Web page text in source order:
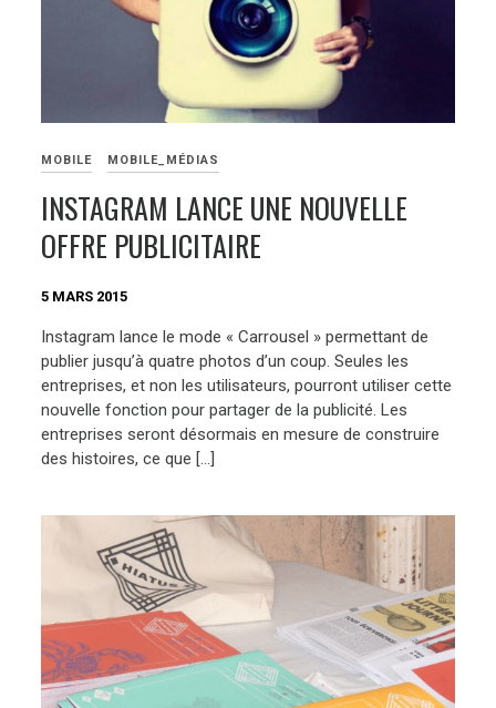
MOBILE MOBILE_MÉDIAS
INSTAGRAM LANCE UNE NOUVELLE
OFFRE PUBLICITAIRE
5 MARS 2015
Instagram lance le mode « Carrousel » permettant de
publier jusqu’à quatre photos d’un coup. Seules les
entreprises, et non les utilisateurs, pourront utiliser cette
nouvelle fonction pour partager de la publicité. Les
entreprises seront désormais en mesure de construire
des histoires, ce que […]